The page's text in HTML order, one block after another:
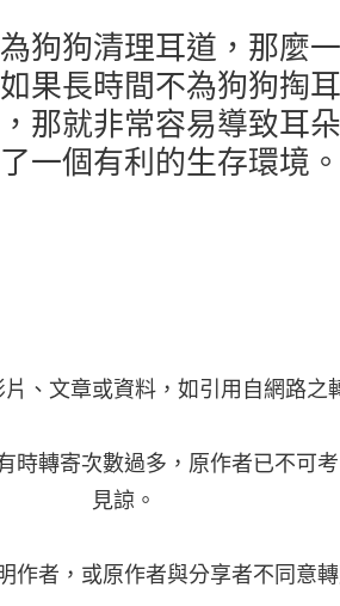
狗清理耳道，那麼一
果長時間不為狗狗掏
那就非常容易導致耳
一個有利的生存環境。
、文章或資料，如引用自網路之
時轉寄次數過多，原作者已不可
見諒。
作者，或原作者與分享者不同意轉